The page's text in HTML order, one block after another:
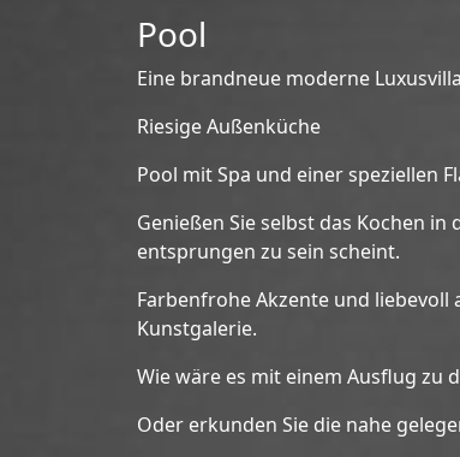
Pool
Eine brandneue moderne Luxusvilla
Riesige Außenküche
Pool mit Spa und einer speziellen
Genießen Sie selbst das Kochen
entsprungen zu sein scheint.
Farbenfrohe Akzente und
Kunstgalerie.
Wie wäre es mit einem Ausflug zu
Oder erkunden Sie die nahe